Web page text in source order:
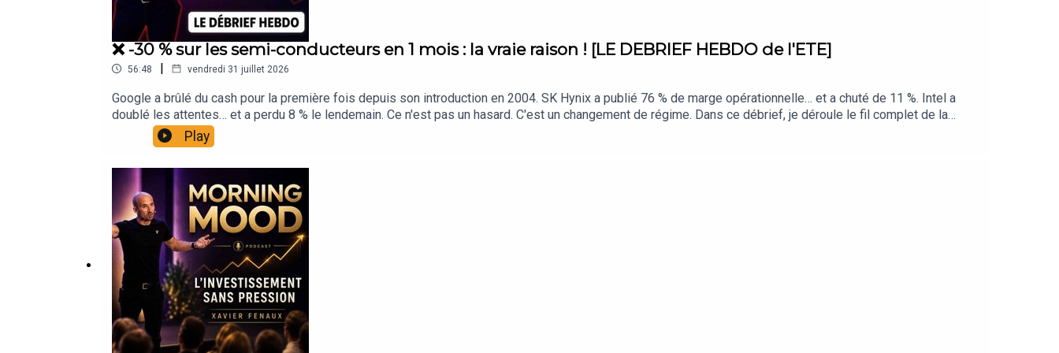
❌ -30 % sur les semi-conducteurs en 1 mois : la vraie raison ! [LE DEBRIEF HEBDO de l'ETE]
56:48 | vendredi 31 juillet 2026
Google a brûlé du cash pour la première fois depuis son introduction en 2004. SK Hynix a publié 76 % de marge opérationnelle… et a chuté de 11 %. Intel a
doublé les attentes… et a perdu 8 % le lendemain. Ce n'est pas un hasard. C'est un changement de régime. Dans ce débrief, je déroule le fil complet de la
macro à la micro : pourquoi la Fed pourrait MONTER ses taux ce soir, pourquoi le pétrole a explosé, pourquoi une IPO chinoise a fait tomber toute la chaîne IA,
et surtout pourquoi vos indices ne bougent pas alors que le marché est en pleine rotation violente. Je vous partage aussi mes positions actuelles, ce que je
vous plait, n'hésite pas à partager et à vous abonner ! Xavier
Play